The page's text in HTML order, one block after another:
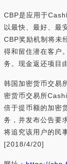
CBP是应用于
以最快、最好、最
CBP奖励机制将未
得和留住潜在客户
务。现金返还项目
韩国加密货币交易
密货币交易所
倍于提币额的加密
务，并发布公告要
将追究该用户的民
[2018/4/20]